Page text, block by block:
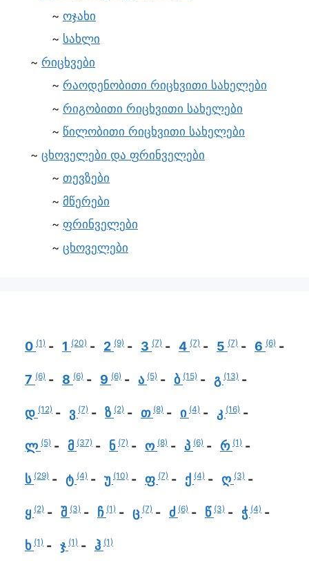
ოჯახი
სახლი
რიცხვები
რაოდენობითი რიცხვითი სახელები
რიგობითი რიცხვითი სახელები
წილობითი რიცხვითი სახელები
ცხოველები და ფრინველები
თევზები
მწერები
ფრინველები
ცხოველები
0 (1) 1 (20) 2 (9) 3 (7) 4 (7) 5 (7) 6 (6)
7 (6) 8 (6) 9 (6) ა (5) ბ (15) გ (13)
დ (12) ვ (7) ზ (2) თ (8) ი (4) კ (16)
ლ (5) მ (37) ნ (7) ო (8) პ (6) რ (1)
ს (29) ტ (4) უ (10) ფ (7) ქ (4) ღ (3)
ყ (2) შ (3) ჩ (1) ც (7) ძ (6) წ (3) ჭ (4)
ხ (1) ჯ (1) ჰ (1)